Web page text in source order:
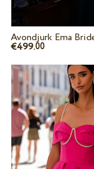
Avondjurk Ema
€499.00